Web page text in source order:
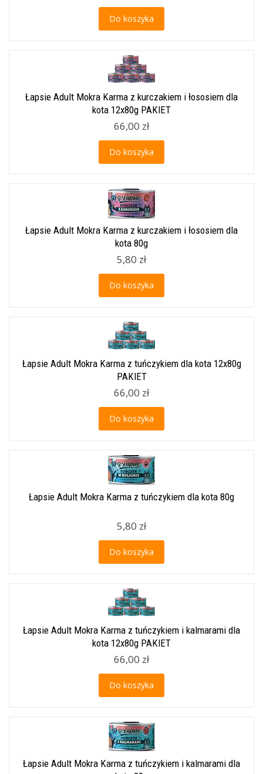
Do koszyka
Łapsie Adult Mokra Karma z kurczakiem i łososiem dla
kota 12x80g PAKIET
66,00 zł
Do koszyka
Łapsie Adult Mokra Karma z kurczakiem i łososiem dla
kota 80g
5,80 zł
Do koszyka
Łapsie Adult Mokra Karma z tuńczykiem dla kota 12x80g
PAKIET
66,00 zł
Do koszyka
Łapsie Adult Mokra Karma z tuńczykiem dla kota 80g
5,80 zł
Do koszyka
Łapsie Adult Mokra Karma z tuńczykiem i kalmarami dla
kota 12x80g PAKIET
66,00 zł
Do koszyka
Łapsie Adult Mokra Karma z tuńczykiem i kalmarami dla